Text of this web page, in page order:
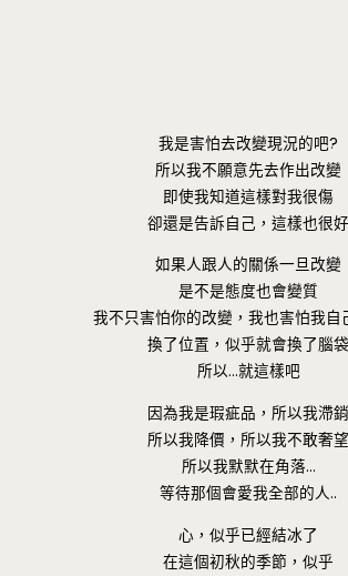
我是害怕去改變現況的吧?
所以我不願意先去作出改變
即使我知道這樣對我很傷
卻還是告訴自己，這樣也很好
如果人跟人的關係一旦改變
是不是態度也會變質
我不只害怕你的改變，我也害怕我自
換了位置，似乎就會換了腦袋
所以…就這樣吧
因為我是瑕疵品，所以我滯銷
所以我降價，所以我不敢奢望
所以我默默在角落…
等待那個會愛我全部的人..
心，似乎已經結冰了
在這個初秋的季節，似乎